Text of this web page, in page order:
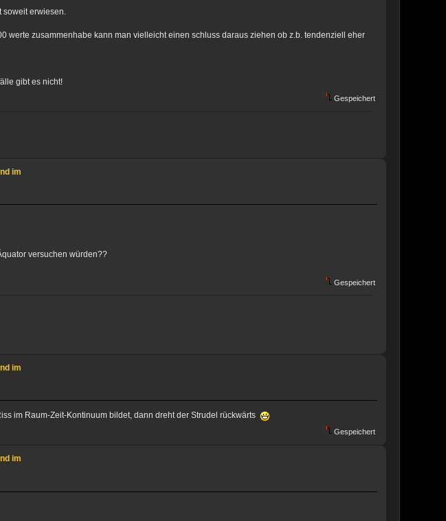
soweit erwiesen.
werte zusammenhabe kann man vielleicht einen schluss daraus ziehen ob z.b. tendenziell eher
gibt es nicht!
Gespeichert
im
versuchen würden??
Gespeichert
im
im Raum-Zeit-Kontinuum bildet, dann dreht der Strudel rückwärts
Gespeichert
im